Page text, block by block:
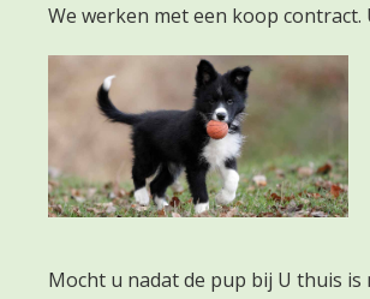
We werken met een koop
Mocht u nadat de pup bij U thuis